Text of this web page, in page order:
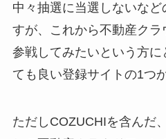
中々抽選に当選しないなど
すが、これから不動産ク
参戦してみたいという方
ても良い登録サイトの1つ
ただしCOZUCHIを含んだ